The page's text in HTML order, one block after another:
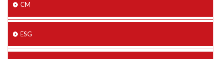
CM
ESG